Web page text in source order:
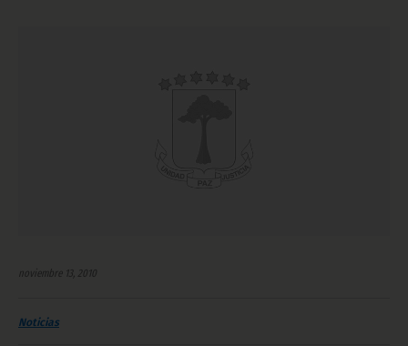
noviembre 13, 2010
Noticias